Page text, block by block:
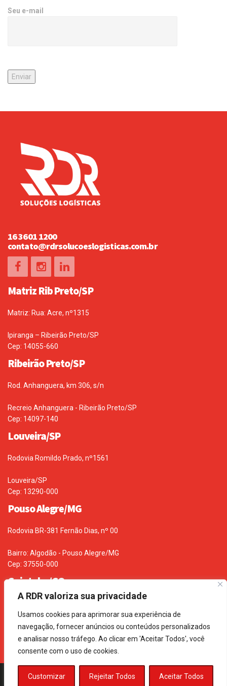
A RDR valoriza sua privacidade
Usamos cookies para aprimorar sua experiência de
navegação, fornecer anúncios ou conteúdos personalizados
e analisar nosso tráfego. Ao clicar em 'Aceitar Todos', você
consente com o uso de cookies.
Customizar Rejeitar Todos Aceitar Todos
Seu e-mail
16 3601 1200
contato@rdrsolucoeslogisticas.com.br
Matriz Rib Preto/SP
Matriz: Rua: Acre, nº1315
Ipiranga – Ribeirão Preto/SP
Cep: 14055-660
Ribeirão Preto/SP
Rod. Anhanguera, km 306, s/n
Recreio Anhanguera - Ribeirão Preto/SP
Cep: 14097-140
Louveira/SP
Rodovia Romildo Prado, nº1561
Louveira/SP
Cep: 13290-000
Pouso Alegre/MG
Rodovia BR-381 Fernão Dias, nº 00
Bairro: Algodão - Pouso Alegre/MG
Cep: 37550-000
Goiatuba/GO
Rodovia BR 153 – Km 670, s/n
Bairro: Zona rural - Goiatuba/GO
Cep: 75600-000
© 2019 Desenvolvido porDesign Wade.
Todos os direitos